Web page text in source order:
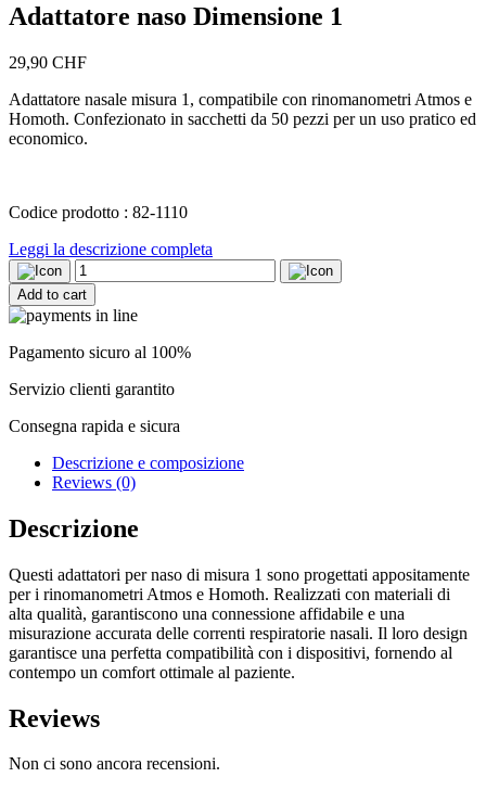
Adattatore naso Dimensione 1
29,90 CHF
Adattatore nasale misura 1, compatibile con rinomanometri Atmos e
Homoth. Confezionato in sacchetti da 50 pezzi per un uso pratico ed
economico.
Codice prodotto : 82-1110
Leggi la descrizione completa
Adattatore
naso
Dimensione
1
quantity
Add to cart
Pagamento sicuro al 100%
Servizio clienti garantito
Consegna rapida e sicura
Descrizione e composizione
Reviews (0)
Descrizione
Questi adattatori per naso di misura 1 sono progettati appositamente
per i rinomanometri Atmos e Homoth. Realizzati con materiali di
alta qualità, garantiscono una connessione affidabile e una
misurazione accurata delle correnti respiratorie nasali. Il loro design
garantisce una perfetta compatibilità con i dispositivi, fornendo al
contempo un comfort ottimale al paziente.
Reviews
Non ci sono ancora recensioni.